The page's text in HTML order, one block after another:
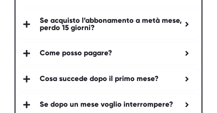
Se acquisto l’abbonamento a metà mese,
perdo 15 giorni?
Come posso pagare?
Cosa succede dopo il primo mese?
Se dopo un mese voglio interrompere?